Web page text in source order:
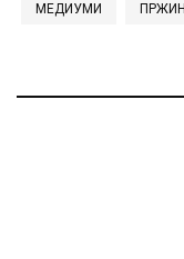
МЕДИУМИ